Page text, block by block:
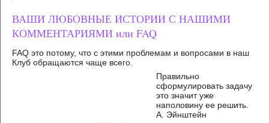
ВАШИ ЛЮБОВНЫЕ ИСТОРИИ С НАШИМИ
КОММЕНТАРИЯМИ или FAQ
FAQ это потому, что с этими проблемам и вопросами в наш
Клуб обращаются чаще всего.
Правильно
сформулировать задачу
это значит уже
наполовину ее решить.
А. Эйнштейн